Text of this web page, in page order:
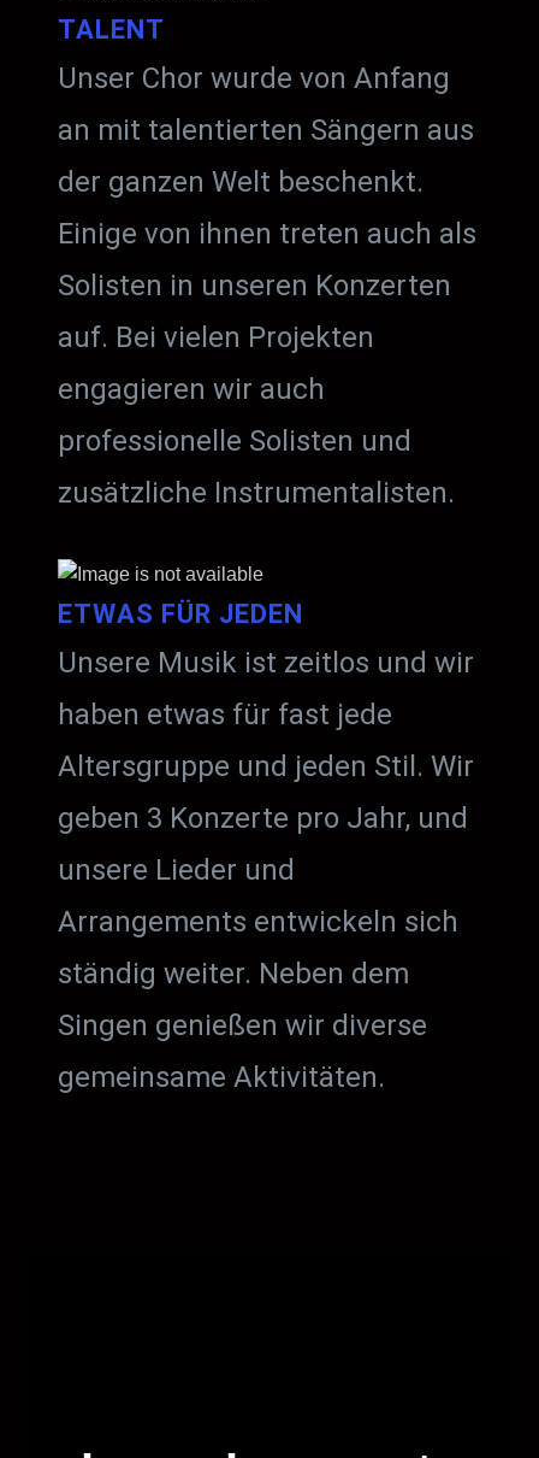
TALENT
Unser Chor wurde von Anfang
an mit talentierten Sängern aus
der ganzen Welt beschenkt.
Einige von ihnen treten auch als
Solisten in unseren Konzerten
auf. Bei vielen Projekten
engagieren wir auch
professionelle Solisten und
zusätzliche Instrumentalisten.
ETWAS FÜR JEDEN
Unsere Musik ist zeitlos und wir
haben etwas für fast jede
Altersgruppe und jeden Stil. Wir
geben 3 Konzerte pro Jahr, und
unsere Lieder und
Arrangements entwickeln sich
ständig weiter. Neben dem
Singen genießen wir diverse
gemeinsame Aktivitäten.